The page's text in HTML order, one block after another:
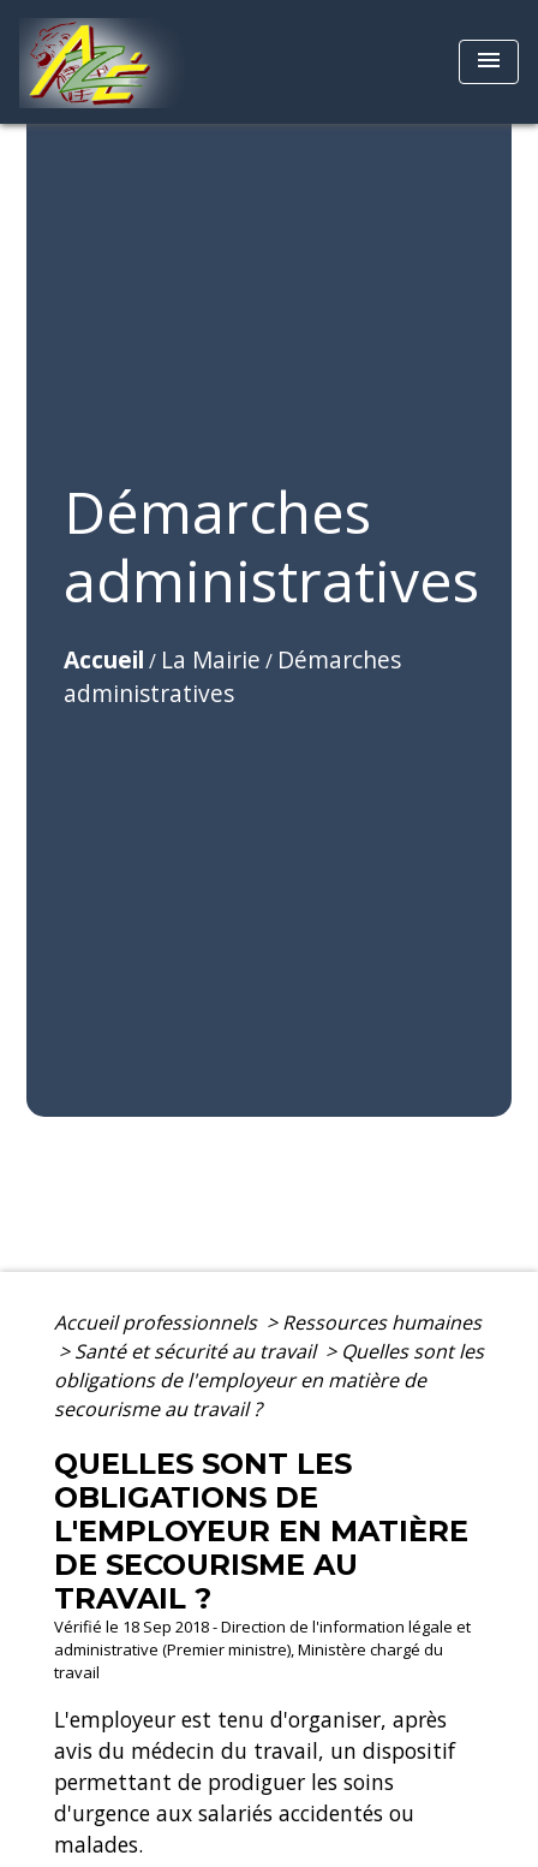
menu
Démarches
administratives
Accueil / La Mairie / Démarches
administratives
Accueil professionnels > Ressources humaines
> Santé et sécurité au travail > Quelles sont les
obligations de l'employeur en matière de
secourisme au travail ?
QUELLES SONT LES
OBLIGATIONS DE
L'EMPLOYEUR EN MATIÈRE
DE SECOURISME AU
TRAVAIL ?
Vérifié le 18 Sep 2018 - Direction de l'information légale et
administrative (Premier ministre), Ministère chargé du
travail
L'employeur est tenu d'organiser, après
avis du médecin du travail, un dispositif
permettant de prodiguer les soins
d'urgence aux salariés accidentés ou
malades.